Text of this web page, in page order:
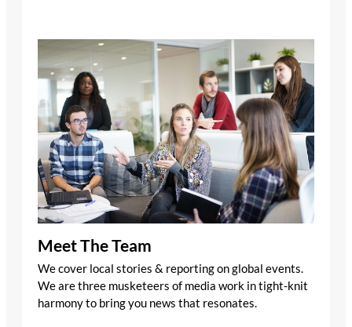
Meet The Team
We cover local stories & reporting on global events.
We are three musketeers of media work in tight-knit
harmony to bring you news that resonates.